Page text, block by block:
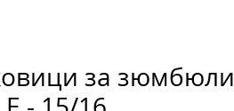
за зюмбюли